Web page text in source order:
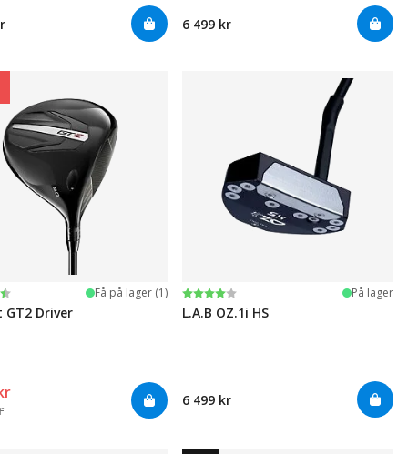
6 499 kr
mulige Få på lager (1)
Driver
Karakter:
4.0 av 5 mulige På lager
L.A.B OZ.1i HS
6 499 kr